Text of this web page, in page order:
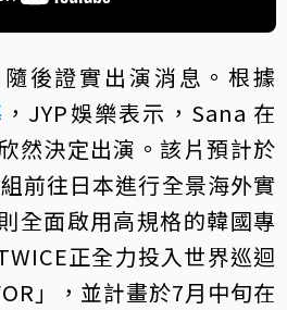
後證實出演消息。根據
，JYP娛樂表示，Sana 在
然決定出演。該片預計於
前往日本進行全景海外實
全面啟用高規格的韓國專
正全力投入世界巡迴
」，並計畫於7月中旬在